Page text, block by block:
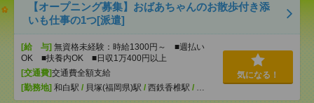
【オープニング募集】おばあちゃんのお散歩付き添
いも仕事の1つ[派遣]
[給 与] 無資格未経験：時給1300円～ ■週払い
OK ■扶養内OK ■日収1万400円以上
[交通費]交通費全額支給
[勤務地] 和白駅 / 貝塚(福岡県)駅 / 西鉄香椎駅 / …
気になる！